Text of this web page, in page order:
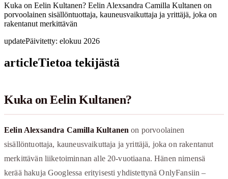
Kuka on Eelin Kultanen? Eelin Alexsandra Camilla Kultanen on
porvoolainen sisällöntuottaja, kauneusvaikuttaja ja yrittäjä, joka on
rakentanut merkittävän
updatePäivitetty: elokuu 2026
articleTietoa tekijästä
Kuka on Eelin Kultanen?
Eelin Alexsandra Camilla Kultanen on porvoolainen
sisällöntuottaja, kauneusvaikuttaja ja yrittäjä, joka on rakentanut
merkittävän liiketoiminnan alle 20-vuotiaana. Hänen nimensä
kerää hakuja Googlessa erityisesti yhdistettynä OnlyFansiin –